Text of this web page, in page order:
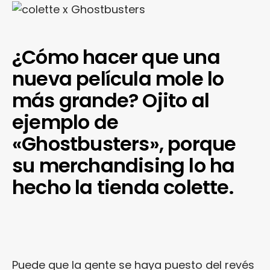
¿Cómo hacer que una
nueva película mole lo
más grande? Ojito al
ejemplo de
«Ghostbusters», porque
su merchandising lo ha
hecho la tienda colette.
Puede que la gente se haya puesto del revés